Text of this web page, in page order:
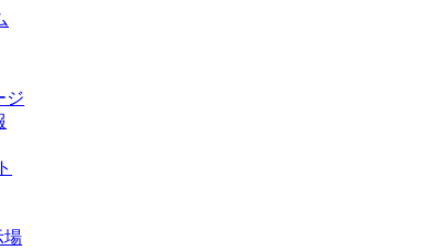
ジ
場